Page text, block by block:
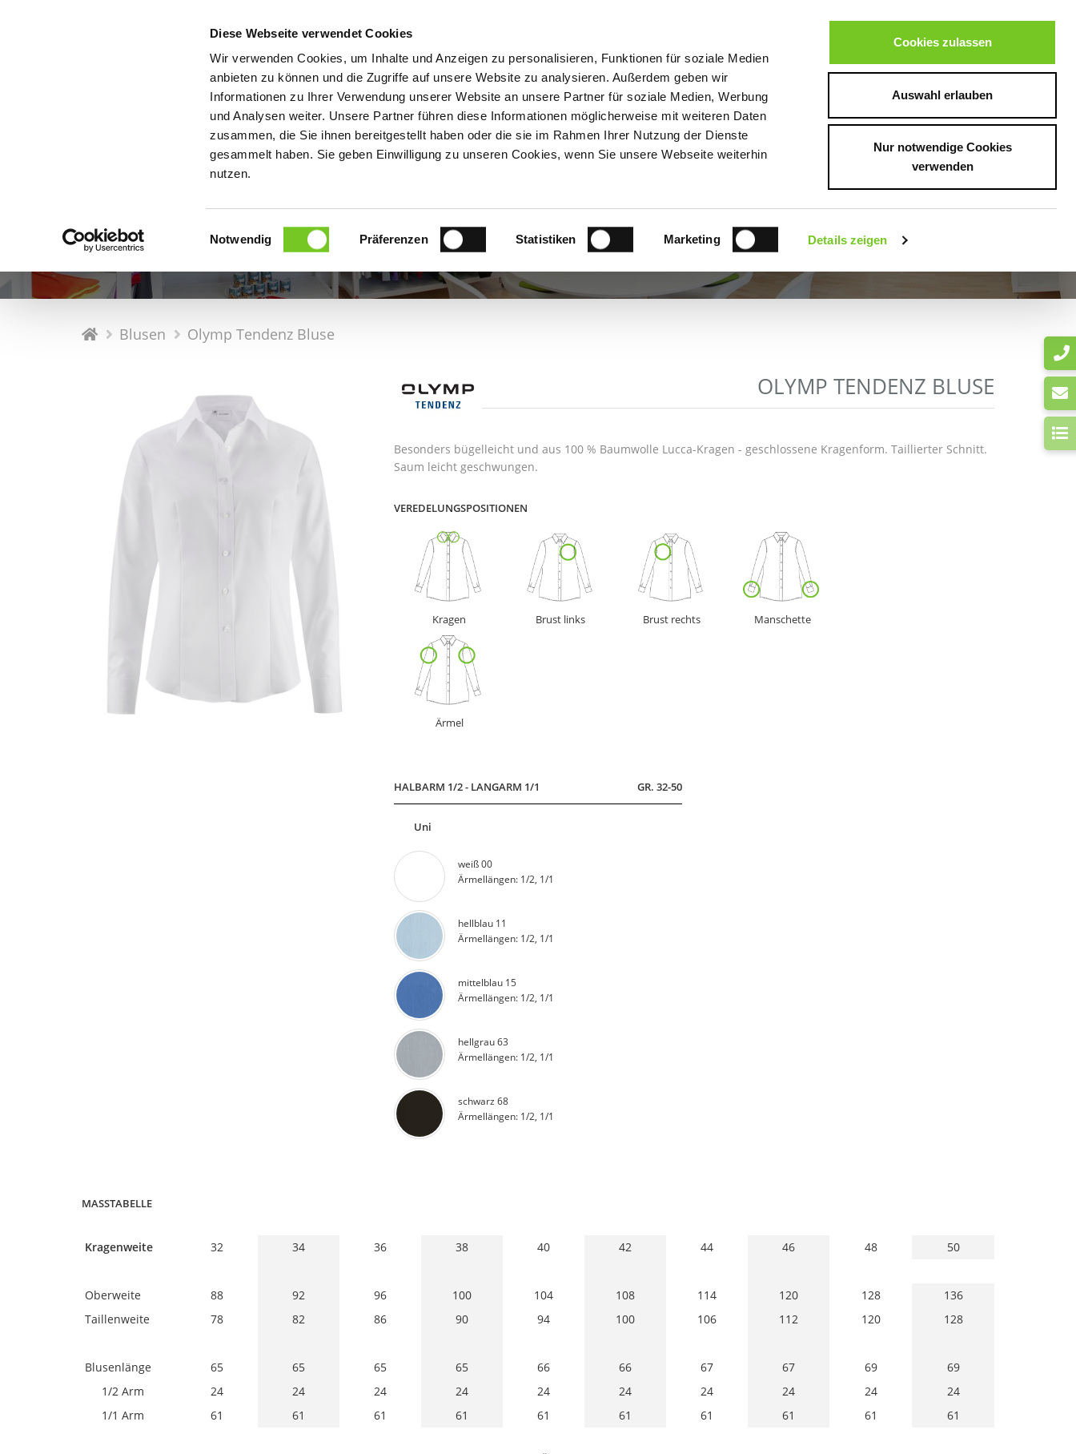
Diese Webseite verwendet Cookies
Wir verwenden Cookies, um Inhalte und Anzeigen zu personalisieren, Funktionen für soziale Medien
anbieten zu können und die Zugriffe auf unsere Website zu analysieren. Außerdem geben wir
Informationen zu Ihrer Verwendung unserer Website an unsere Partner für soziale Medien, Werbung
und Analysen weiter. Unsere Partner führen diese Informationen möglicherweise mit weiteren Daten
zusammen, die Sie ihnen bereitgestellt haben oder die sie im Rahmen Ihrer Nutzung der Dienste
gesammelt haben. Sie geben Einwilligung zu unseren Cookies, wenn Sie unsere Webseite weiterhin
nutzen.
Einwilligungsauswahl
Notwendig Präferenzen Statistiken Marketing Details zeigen
Cookies zulassen
Auswahl erlauben
Nur notwendige Cookies
verwenden
PRODUKTE
Corporate Fashion
OLYMP-Oberbekleidung an, die wir für Sie günstig und hochwertig veredeln. Bügelleichtes, knitterfreies
Unternehmensbekleidung, Messebekleidung oder Arbeitsbekleidung auf prägnante Weise die Identität
Ihres Unternehmens visualisieren.
Blusen Olymp Tendenz Bluse
OLYMP TENDENZ BLUSE
Besonders bügelleicht und aus 100 % Baumwolle Lucca-Kragen - geschlossene Kragenform. Taillierter Schnitt.
Saum leicht geschwungen.
VEREDELUNGSPOSITIONEN
Kragen Brust links Brust rechts Manschette
Ärmel
HALBARM 1/2 - LANGARM 1/1 GR. 32-50
Uni
weiß 00
Ärmellängen: 1/2, 1/1
hellblau 11
Ärmellängen: 1/2, 1/1
mittelblau 15
Ärmellängen: 1/2, 1/1
hellgrau 63
Ärmellängen: 1/2, 1/1
schwarz 68
Ärmellängen: 1/2, 1/1
MASSTABELLE
Kragenweite 32 34 36 38 40 42 44 46 48 50
Oberweite 88 92 96 100 104 108 114 120 128
136
Taillenweite
78 82 86 90 94 100 106 112 120 128
Blusenlänge 65 65 65 65 66 66 67 67 69
69
1/2 Arm
24 24 24 24 24 24 24 24 24
24
1/1 Arm
61 61 61 61 61 61 61 61 61 61